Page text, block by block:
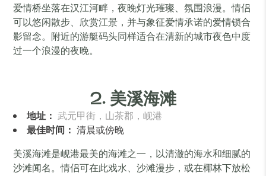
爱情桥坐落在汉江河畔，夜晚灯光璀璨、氛围浪漫。情侣
可以悠闲散步、欣赏江景，并与象征爱情承诺的爱情锁合
影留念。附近的游艇码头同样适合在清新的城市夜色中度
过一个浪漫的夜晚。
2. 美溪海滩
地址： 武元甲街，山茶郡，岘港
最佳时间： 清晨或傍晚
美溪海滩是岘港最美的海滩之一，以清澈的海水和细腻的
沙滩闻名。情侣可在此戏水、沙滩漫步，或在椰林下放松